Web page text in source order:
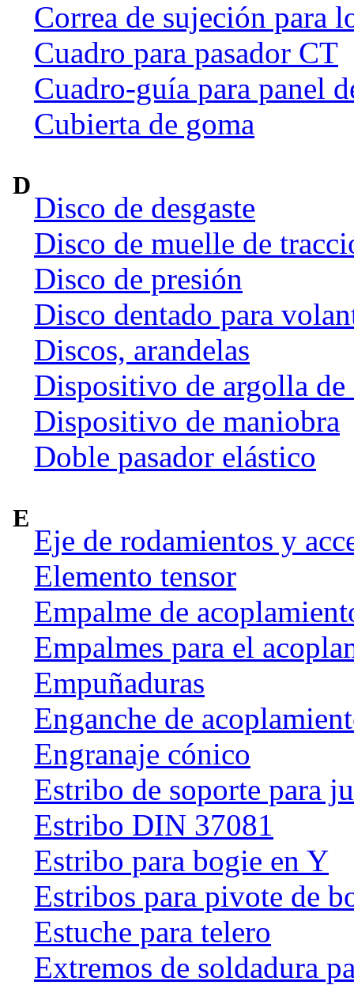
Correa de sujeción para
Cuadro para pasador CT
Cuadro-guía para panel
Cubierta de goma
D
Disco de desgaste
Disco de muelle de
Disco de presión
Disco dentado para
Discos, arandelas
Dispositivo de argolla de
Dispositivo de maniobra
Doble pasador elástico
E
Eje de rodamientos y
Elemento tensor
Empalme de
Empalmes para el
Empuñaduras
Enganche de
Engranaje cónico
Estribo de soporte para
Estribo DIN 37081
Estribo para bogie en Y
Estribos para pivote de
Estuche para telero
Extremos de soldadura